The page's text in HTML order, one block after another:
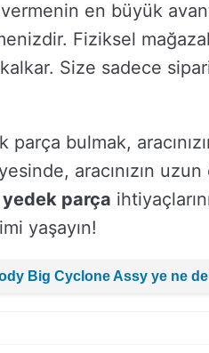
en büyük
Fiziksel
Size sadece
bulmak,
aracınızın uzun
yedek parça
yaşayın!
Big Cyclone Assy ye ne